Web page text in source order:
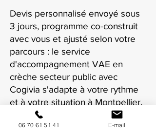
Devis personnalisé envoyé sous
3 jours, programme co-construit
avec vous et ajusté selon votre
parcours : le service
d'accompagnement VAE en
crèche secteur public avec
Cogivia s'adapte à votre rythme
et à votre situation à Montpellier.
06 70 61 51 41 E-mail